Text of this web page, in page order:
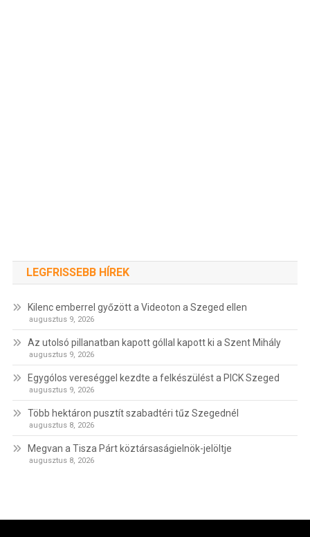
LEGFRISSEBB HÍREK
Kilenc emberrel győzött a Videoton a Szeged ellen
augusztus 9, 2026
Az utolsó pillanatban kapott góllal kapott ki a Szent Mihály
augusztus 9, 2026
Egygólos vereséggel kezdte a felkészülést a PICK Szeged
augusztus 9, 2026
Több hektáron pusztít szabadtéri tűz Szegednél
augusztus 8, 2026
Megvan a Tisza Párt köztársaságielnök-jelöltje
augusztus 8, 2026